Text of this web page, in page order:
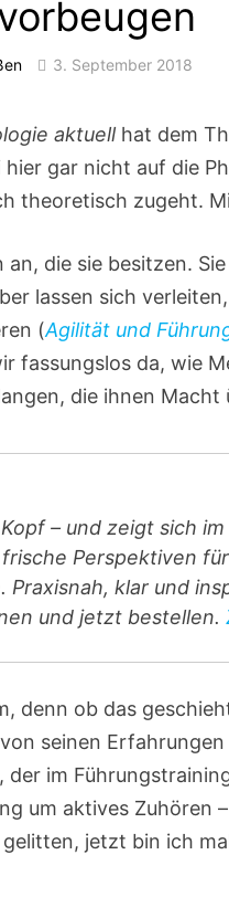
3. September 2018
aktuellhat dem
gar nicht auf die
theoretisch zugeht.
an, die sie besitzen.
lassen sich
(Agilität und
fassungslos da, wie
die ihnen Macht
– und zeigt sich
Perspektiven
Praxisnah, klar und
und jetzt bestellen.
denn ob das
seinen
im
um aktives Zuhören
jetzt bin ich